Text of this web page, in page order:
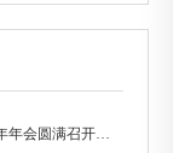
上海远梓2023年年会圆满召开！！！